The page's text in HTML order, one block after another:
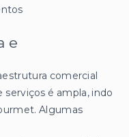
e
comercial
é ampla, indo
Algumas